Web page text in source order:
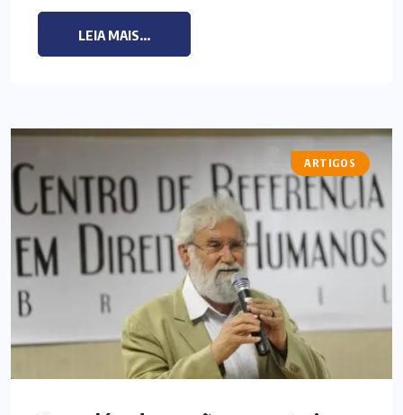
LEIA MAIS...
ARTIGOS